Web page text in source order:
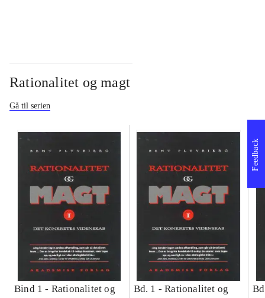
Rationalitet og magt
Gå til serien
Bind 1 - Rationalitet og
Bd. 1 -Rationalitet og
Feedback